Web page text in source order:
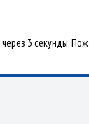
3 секунды.